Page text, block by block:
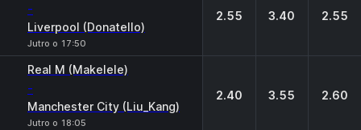
-
Liverpool (Donatello)
Jutro o 17:50
2.55 3.40 2.55
Real M (Makelele)
-
Manchester City (Liu_Kang)
Jutro o 18:05
2.40 3.55 2.60